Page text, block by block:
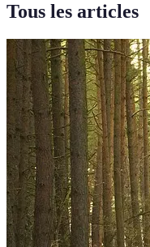
Tous les articles